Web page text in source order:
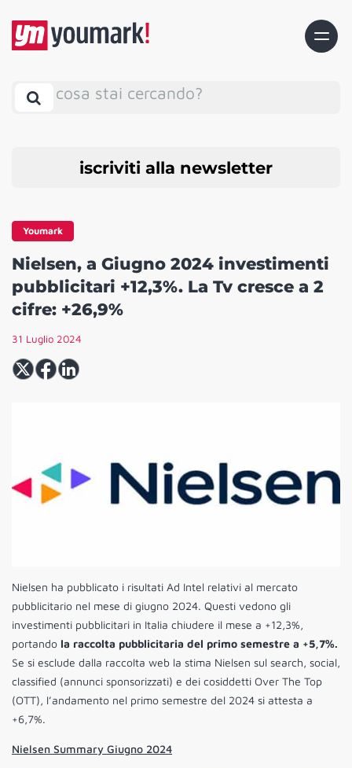
cosa stai cercando?
iscriviti alla newsletter
Youmark
Nielsen, a Giugno 2024 investimenti
pubblicitari +12,3%. La Tv cresce a 2
cifre: +26,9%
31 Luglio 2024
Nielsen ha pubblicato i risultati Ad Intel relativi al mercato
pubblicitario nel mese di giugno 2024. Questi vedono gli
investimenti pubblicitari in Italia chiudere il mese a +12,3%,
portando la raccolta pubblicitaria del primo semestre a +5,7%.
Se si esclude dalla raccolta web la stima Nielsen sul search, social,
classified (annunci sponsorizzati) e dei cosiddetti Over The Top
(OTT), l’andamento nel primo semestre del 2024 si attesta a
+6,7%.
Nielsen Summary Giugno 2024